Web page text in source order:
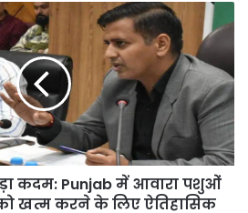
कदम: Punjab में आवारा पशुओं
खत्म करने के लिए ऐतिहासिक